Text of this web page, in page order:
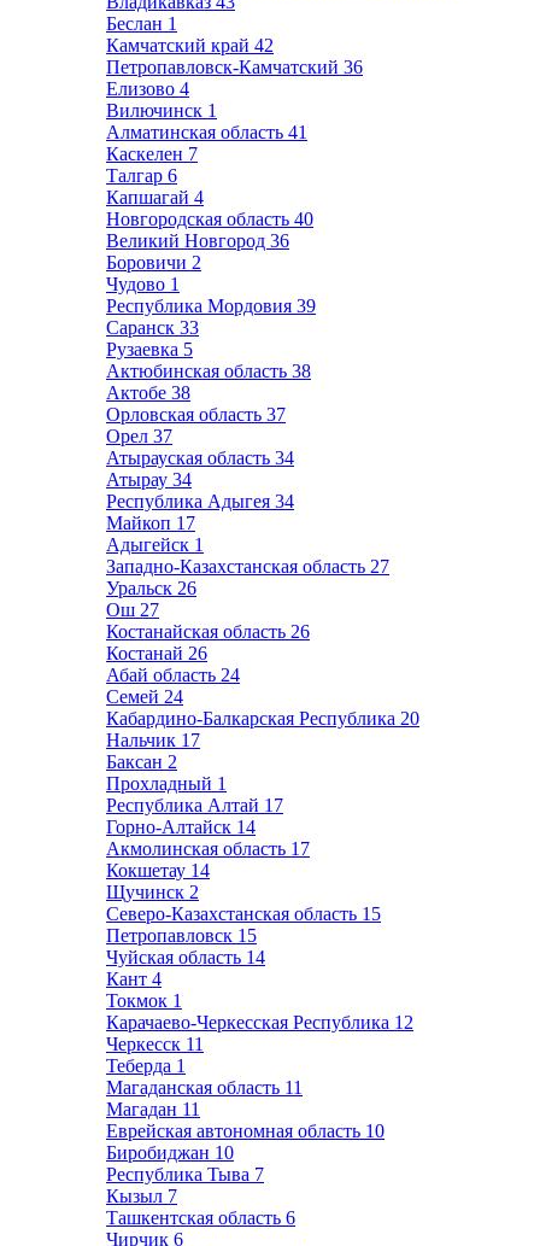
Беслан 1
Камчатский край 42
Петропавловск-Камчатский 36
Елизово 4
Вилючинск 1
Алматинская область 41
Каскелен 7
Талгар 6
Капшагай 4
Новгородская область 40
Великий Новгород 36
Боровичи 2
Чудово 1
Республика Мордовия 39
Саранск 33
Рузаевка 5
Актюбинская область 38
Актобе 38
Орловская область 37
Орел 37
Атырауская область 34
Атырау 34
Республика Адыгея 34
Майкоп 17
Адыгейск 1
Западно-Казахстанская область 27
Уральск 26
Ош 27
Костанайская область 26
Костанай 26
Абай область 24
Семей 24
Кабардино-Балкарская Республика 20
Нальчик 17
Баксан 2
Прохладный 1
Республика Алтай 17
Горно-Алтайск 14
Акмолинская область 17
Кокшетау 14
Щучинск 2
Северо-Казахстанская область 15
Петропавловск 15
Чуйская область 14
Кант 4
Токмок 1
Карачаево-Черкесская Республика 12
Черкесск 11
Теберда 1
Магаданская область 11
Магадан 11
Еврейская автономная область 10
Биробиджан 10
Республика Тыва 7
Кызыл 7
Ташкентская область 6
Чирчик 6